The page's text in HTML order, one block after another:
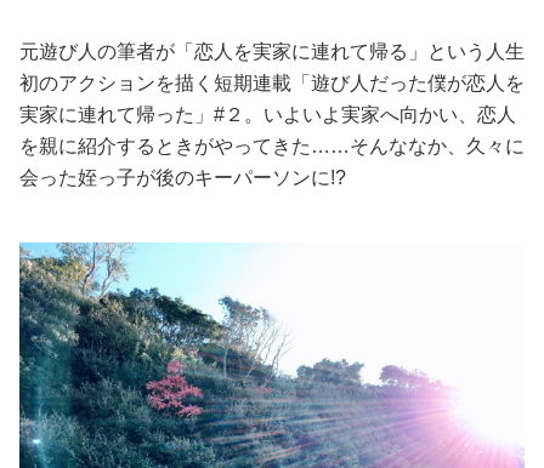
ファッション
恋愛/結婚/離婚
美容/健康
ワークスタイル
妊娠/出産/家族
ココロ/カラダ
元遊び人の筆者が「恋人を実家に連れて帰る」という人生
初のアクションを描く短期連載「遊び人だった僕が恋人を
実家に連れて帰った」#２。いよいよ実家へ向かい、恋人
を親に紹介するときがやってきた……そんななか、久々に
会った姪っ子が後のキーパーソンに!?